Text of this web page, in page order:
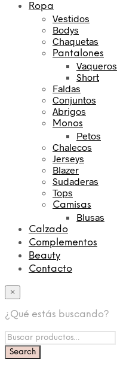
Ropa
Vestidos
Bodys
Chaquetas
Pantalones
Vaqueros
Short
Faldas
Conjuntos
Abrigos
Monos
Petos
Chalecos
Jerseys
Blazer
Sudaderas
Tops
Camisas
Blusas
Calzado
Complementos
Beauty
Contacto
×
¿Qué estás buscando?